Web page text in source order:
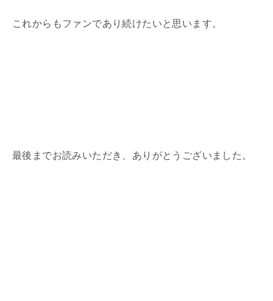
これからもファンであり続けたいと思います。
最後までお読みいただき、ありがとうございました。